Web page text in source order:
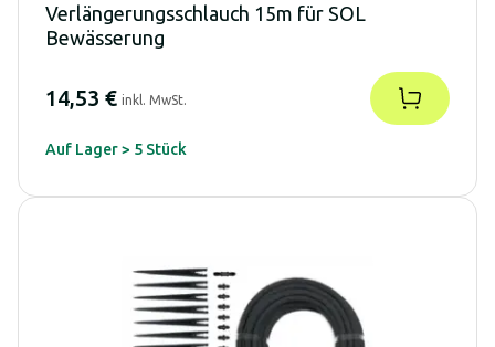
Verlängerungsschlauch 15m für SOL
Bewässerung
14,53 € inkl. MwSt.
Auf Lager > 5 Stück